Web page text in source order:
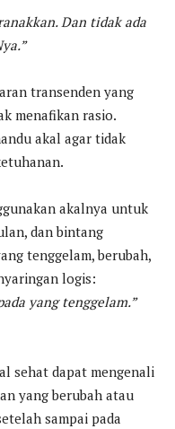
Dan tidak ada
transenden yang
menafikan rasio.
akal agar tidak
akalnya untuk
dan bintang
tenggelam, berubah,
logis:
yang tenggelam.”
sehat dapat mengenali
yang berubah atau
sampai pada